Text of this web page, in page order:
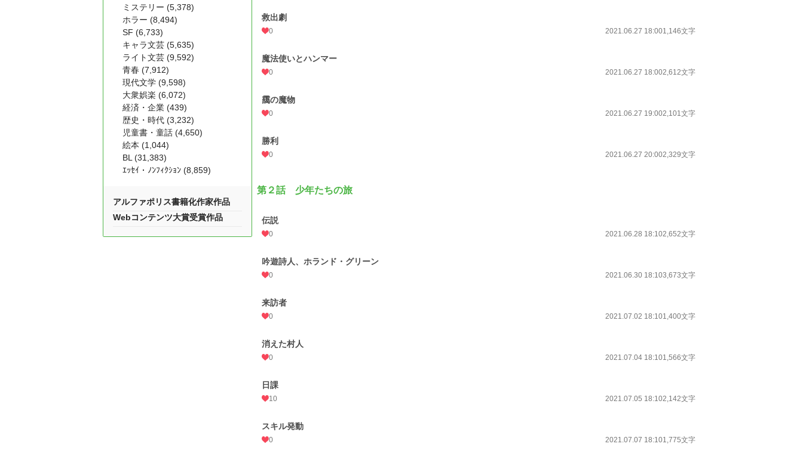
救出劇
0 2021.06.27 18:001,146文字
魔法使いとハンマー
0 2021.06.27 18:002,612文字
靄の魔物
0 2021.06.27 19:002,101文字
勝利
0 2021.06.27 20:002,329文字
第２話 少年たちの旅
伝説
0 2021.06.28 18:102,652文字
吟遊詩人、ホランド・グリーン
0 2021.06.30 18:103,673文字
来訪者
0 2021.07.02 18:101,400文字
消えた村人
0 2021.07.04 18:101,566文字
日課
10 2021.07.05 18:102,142文字
スキル発動
0 2021.07.07 18:101,775文字
ミステリー (5,378)
ホラー (8,494)
SF (6,733)
キャラ文芸 (5,635)
ライト文芸 (9,592)
青春 (7,912)
現代文学 (9,598)
大衆娯楽 (6,072)
経済・企業 (439)
歴史・時代 (3,232)
児童書・童話 (4,650)
絵本 (1,044)
BL (31,383)
ｴｯｾｲ・ﾉﾝﾌｨｸｼｮﾝ (8,859)
アルファポリス書籍化作家作品
Webコンテンツ大賞受賞作品